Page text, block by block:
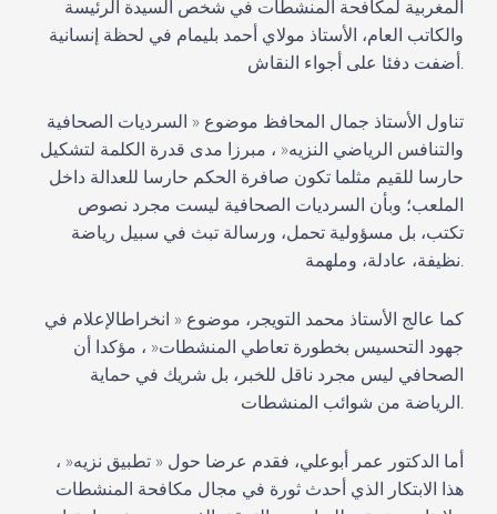
المغربية لمكافحة المنشطات في شخص السيدة الرئيسة
والكاتب العام، الأستاذ مولاي أحمد بليمام في لحظة إنسانية
أضفت دفئا على أجواء النقاش.
تناول الأستاذ جمال المحافظ موضوع « السرديات الصحافية
والتنافس الرياضي النزيه« ، مبرزا مدى قدرة الكلمة لتشكيل
حارسا للقيم مثلما تكون صافرة الحكم حارسا للعدالة داخل
الملعب؛ وبأن السرديات الصحافية ليست مجرد نصوص
تكتب، بل مسؤولية تحمل، ورسالة تبث في سبيل رياضة
نظيفة، عادلة، وملهمة.
كما عالج الأستاذ محمد التويجر ، موضوع « انخراطالإعلام في
جهود التحسيس بخطورة تعاطي المنشطات« ، مؤكدا أن
الصحافي ليس مجرد ناقل للخبر، بل شريك في حماية
الرياضة من شوائب المنشطات .
أما الدكتور عمر أبوعلي، فقدم عرضا حول « تطبيق نزيه« ،
هذا الابتكار الذي أحدث ثورة في مجال مكافحة المنشطات